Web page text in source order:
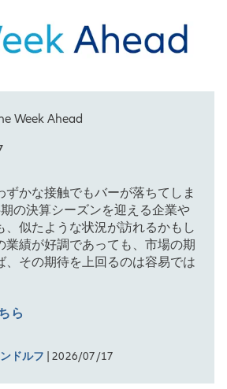
Week Ahead
ずかな接触でもバーが落ちてしま
の決算シーズンを迎える企業や
、似たような状況が訪れるかもし
業績が好調であっても、市場の期
、その期待を上回るのは容易では
ら
ドルフ | 2026/07/17